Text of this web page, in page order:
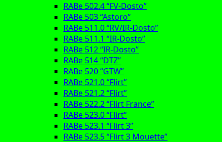
RABe 502.4 “FV-Dosto”
RABe 503 “Astoro”
RABe 511.0 “RV/IR-Dosto”
RABe 511.1 “IR-Dosto”
RABe 512 “IR-Dosto”
RABe 514 “DTZ”
RABe 520 “GTW”
RABe 521.0 “Flirt”
RABe 521.2 “Flirt”
RABe 522.2 “Flirt France”
RABe 523.0 “Flirt”
RABe 523.1 “Flirt 3”
RABe 523.5 “Flirt 3 Mouette”